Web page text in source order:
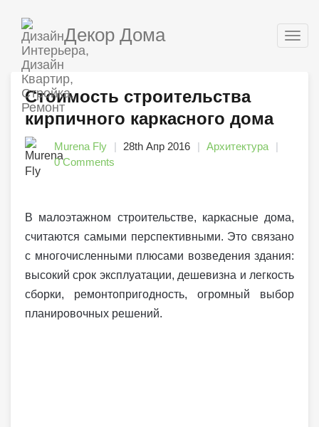
Декор Дома
Стоимость строительства
кирпичного каркасного дома
Murena Fly 28th Апр 2016
Архитектура
0 Comments
В малоэтажном строительстве, каркасные дома,
считаются самыми перспективными. Это связано
с многочисленными плюсами возведения здания:
высокий срок эксплуатации, дешевизна и легкость
сборки, ремонтопригодность, огромный выбор
планировочных решений.